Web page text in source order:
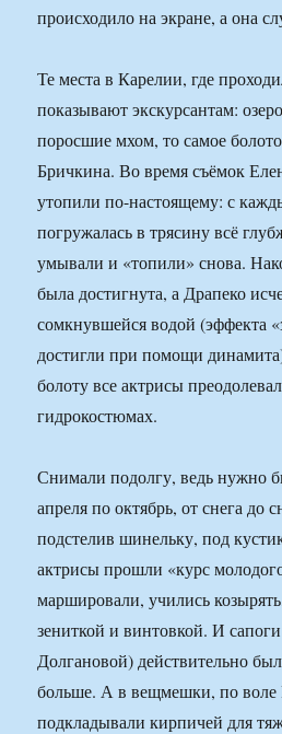
происходило на экране, а она
Те места в Карелии, где
показывают экскурсантам:
поросшие мхом, то самое
Бричкина. Во время съёмок
утопили по-настоящему: с
погружалась в трясину всё
умывали и «топили» снова.
была достигнута, а Драпеко
сомкнувшейся водой (эффекта
достигли при помощи
болоту все актрисы
гидрокостюмах.
Снимали подолгу, ведь нужно
апреля по октябрь, от снега до
подстелив шинельку, под
актрисы прошли «курс
маршировали, учились
зениткой и винтовкой. И
Долгановой) действительно
больше. А в вещмешки, по воле
подкладывали кирпичей для